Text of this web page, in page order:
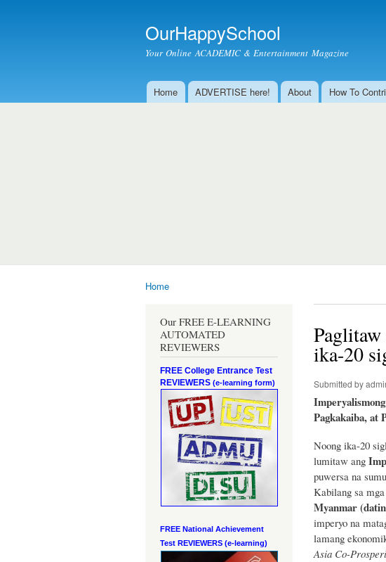
OurHappySchool
Your Online ACADEMIC & Entertainment Magazine
Main menu
Home ADVERTISE here! About How To
Home
Our FREE E-LEARNING
AUTOMATED
REVIEWERS
FREE College Entrance Test
REVIEWERS (e-learning form)
FREE National Achievement
Test REVIEWERS (e-learning)
ika-20
Submitted by
Pagkakaiba, at
Noong ika-20
lumitaw ang
puwersa na
Kabilang sa
Myanmar
imperyo na
lamang
Asia Co-